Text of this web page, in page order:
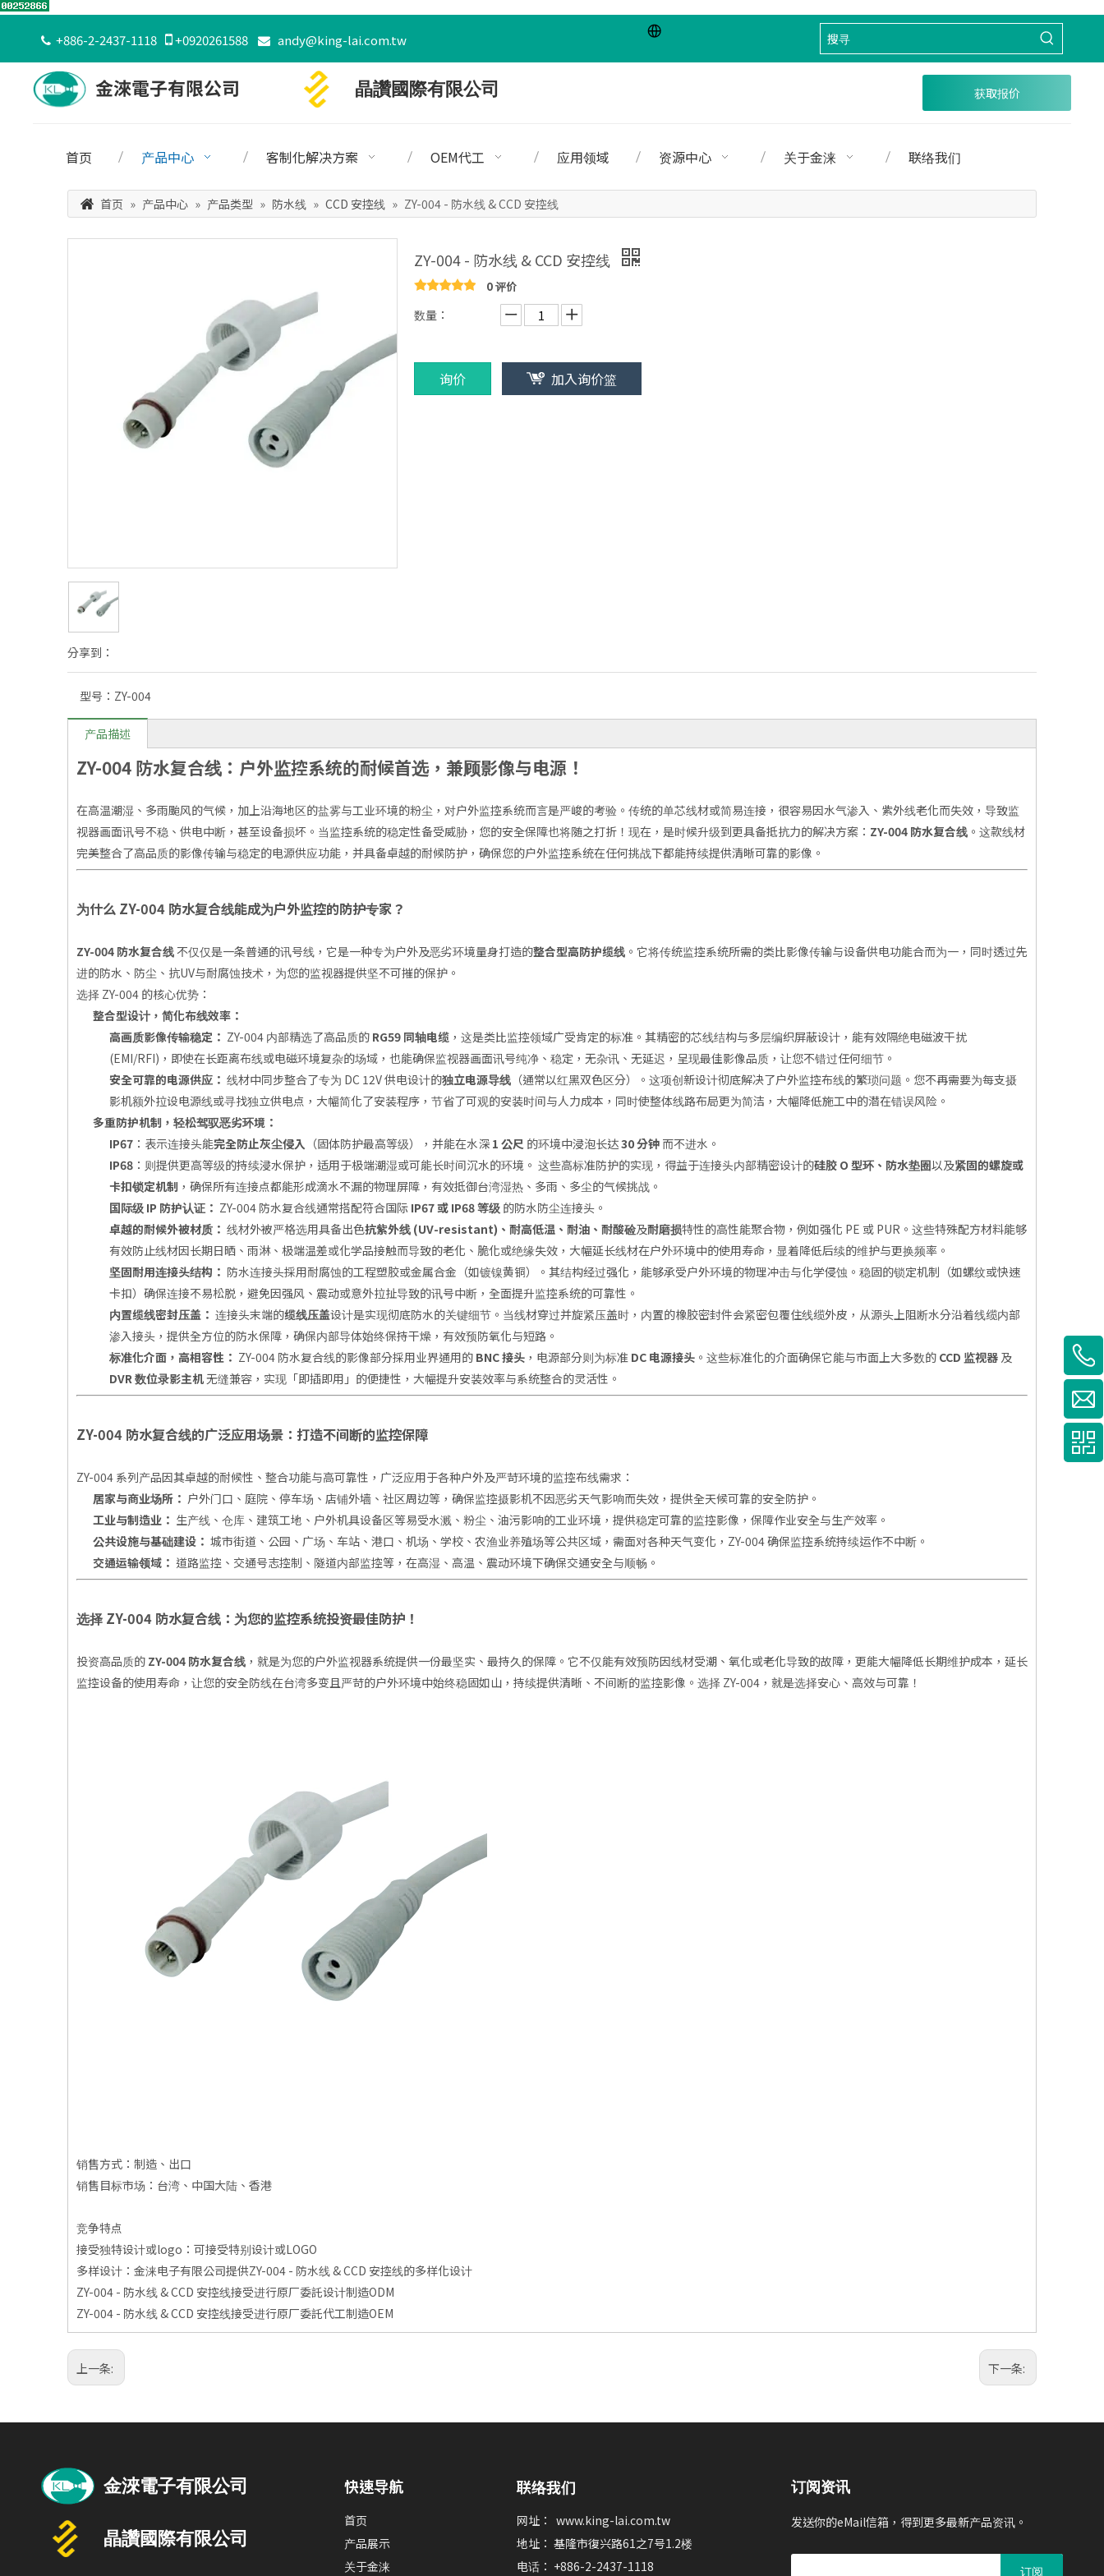
 +886-2-2437-1118 +0920261588  andy@king-lai.com.tw
获取报价
首页 产品中心 客制化解决方案 OEM代工 应用领域 资源中心 关于金涞 联络我们
首页 » 产品中心 » 产品类型 » 防水线 » CCD 安控线 » ZY-004 - 防水线 & CCD 安控线
分享到：
ZY-004 - 防水线 & CCD 安控线
0 评价
数量：
询价 加入询价篮
型号： ZY-004
产品描述
ZY-004 防水复合线：户外监控系统的耐候首选，兼顾影像与电源！
在高温潮湿、多雨颱风的气候，加上沿海地区的盐雾与工业环境的粉尘，对户外监控系统而言是严峻的考验。传统的单芯线材或简易连接，很容易因水气渗入、紫外线老化而失效，导致监
视器画面讯号不稳、供电中断，甚至设备损坏。当监控系统的稳定性备受威胁，您的安全保障也将随之打折！现在，是时候升级到更具备抵抗力的解决方案： ZY-004 防水复合线 。这款线材
完美整合了高品质的影像传输与稳定的电源供应功能，并具备卓越的耐候防护，确保您的户外监控系统在任何挑战下都能持续提供清晰可靠的影像。
为什么 ZY-004 防水复合线能成为户外监控的防护专家？
ZY-004 防水复合线 不仅仅是一条普通的讯号线，它是一种专为户外及恶劣环境量身打造的整合型高防护缆线 。它将传统监控系统所需的类比影像传输与设备供电功能合而为一，同时透过先
进的防水、防尘、抗UV与耐腐蚀技术，为您的监视器提供坚不可摧的保护。
选择 ZY-004 的核心优势：
整合型设计，简化布线效率：
高画质影像传输稳定： ZY-004 内部精选了高品质的 RG59 同轴电缆 ，这是类比监控领域广受肯定的标准。其精密的芯线结构与多层编织屏蔽设计，能有效隔绝电磁波干扰
(EMI/RFI)，即使在长距离布线或电磁环境复杂的场域，也能确保监视器画面讯号纯净、稳定，无杂讯、无延迟，呈现最佳影像品质，让您不错过任何细节。
安全可靠的电源供应： 线材中同步整合了专为 DC 12V 供电设计的独立电源导线 （通常以红黑双色区分）。这项创新设计彻底解决了户外监控布线的繁琐问题。您不再需要为每支摄
影机额外拉设电源线或寻找独立供电点，大幅简化了安装程序，节省了可观的安装时间与人力成本，同时使整体线路布局更为简洁，大幅降低施工中的潜在错误风险。
多重防护机制，轻松驾驭恶劣环境：
IP67 ：表示连接头能完全防止灰尘侵入 （固体防护最高等级），并能在水深 1 公尺 的环境中浸泡长达30 分钟 而不进水。
IP68 ：则提供更高等级的持续浸水保护，适用于极端潮湿或可能长时间沉水的环境。 这些高标准防护的实现，得益于连接头内部精密设计的硅胶 O 型环、防水垫圈以及紧固的螺旋或
卡扣锁定机制 ，确保所有连接点都能形成滴水不漏的物理屏障，有效抵御台湾湿热、多雨、多尘的气候挑战。
国际级 IP 防护认证： ZY-004 防水复合线通常搭配符合国际 IP67 或 IP68 等级 的防水防尘连接头。
卓越的耐候外被材质： 线材外被严格选用具备出色抗紫外线 (UV-resistant)、耐高低温、耐油、耐酸硷及耐磨损特性的高性能聚合物，例如强化 PE 或 PUR。这些特殊配方材料能够
有效防止线材因长期日晒、雨淋、极端温差或化学品接触而导致的老化、脆化或绝缘失效，大幅延长线材在户外环境中的使用寿命，显着降低后续的维护与更换频率。
坚固耐用连接头结构： 防水连接头採用耐腐蚀的工程塑胶或金属合金（如镀镍黄铜）。其结构经过强化，能够承受户外环境的物理冲击与化学侵蚀。稳固的锁定机制（如螺纹或快速
卡扣）确保连接不易松脱，避免因强风、震动或意外拉扯导致的讯号中断，全面提升监控系统的可靠性。
内置缆线密封压盖： 连接头末端的缆线压盖设计是实现彻底防水的关键细节。当线材穿过并旋紧压盖时，内置的橡胶密封件会紧密包覆住线缆外皮，从源头上阻断水分沿着线缆内部
渗入接头，提供全方位的防水保障，确保内部导体始终保持干燥，有效预防氧化与短路。
标准化介面，高相容性： ZY-004 防水复合线的影像部分採用业界通用的 BNC 接头 ，电源部分则为标准 DC 电源接头 。这些标准化的介面确保它能与市面上大多数的 CCD 监视器 及
DVR 数位录影主机无缝兼容，实现「即插即用」的便捷性，大幅提升安装效率与系统整合的灵活性。
ZY-004 防水复合线的广泛应用场景：打造不间断的监控保障
ZY-004 系列产品因其卓越的耐候性、整合功能与高可靠性，广泛应用于各种户外及严苛环境的监控布线需求：
居家与商业场所： 户外门口、庭院、停车场、店铺外墙、社区周边等，确保监控摄影机不因恶劣天气影响而失效，提供全天候可靠的安全防护。
工业与制造业： 生产线、仓库、建筑工地、户外机具设备区等易受水溅、粉尘、油污影响的工业环境，提供稳定可靠的监控影像，保障作业安全与生产效率。
公共设施与基础建设： 城市街道、公园、广场、车站、港口、机场、学校、农渔业养殖场等公共区域，需面对各种天气变化，ZY-004 确保监控系统持续运作不中断。
交通运输领域： 道路监控、交通号志控制、隧道内部监控等，在高湿、高温、震动环境下确保交通安全与顺畅。
选择 ZY-004 防水复合线：为您的监控系统投资最佳防护！
投资高品质的 ZY-004 防水复合线 ，就是为您的户外监视器系统提供一份最坚实、最持久的保障。它不仅能有效预防因线材受潮、氧化或老化导致的故障，更能大幅降低长期维护成本，延长
监控设备的使用寿命，让您的安全防线在台湾多变且严苛的户外环境中始终稳固如山，持续提供清晰、不间断的监控影像。选择 ZY-004，就是选择安心、高效与可靠！
销售方式：制造、出口
销售目标市场：台湾、中国大陆、香港
竞争特点
接受独特设计或logo：可接受特别设计或LOGO
多样设计：金涞电子有限公司提供ZY-004 - 防水线 & CCD 安控线的多样化设计
ZY-004 - 防水线 & CCD 安控线接受进行原厂委託设计制造ODM
ZY-004 - 防水线 & CCD 安控线接受进行原厂委託代工制造OEM
上一条: 下一条:
快速导航
首页
产品展示
关于金涞
联络我们
网址：www.king-lai.com.tw
地址： 基隆市復兴路61之7号1.2楼
电话： +886-2-2437-1118
订阅资讯
发送你的eMail信箱，得到更多最新产品资讯。
订阅